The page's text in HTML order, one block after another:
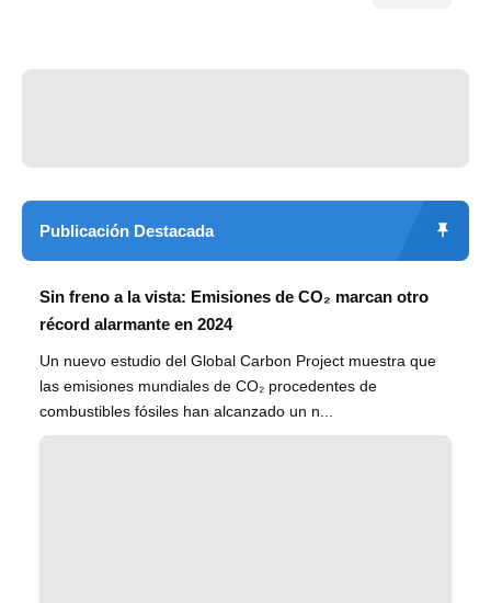
Publicación Destacada
Sin freno a la vista: Emisiones de CO₂ marcan otro
récord alarmante en 2024
Un nuevo estudio del Global Carbon Project muestra que
las emisiones mundiales de CO₂ procedentes de
combustibles fósiles han alcanzado un n...